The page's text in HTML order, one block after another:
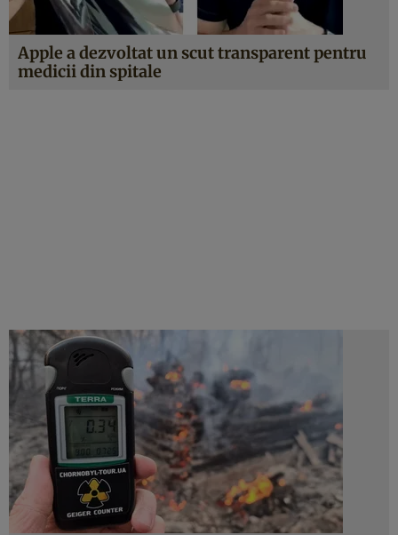
Apple a dezvoltat un scut transparent pentru
medicii din spitale